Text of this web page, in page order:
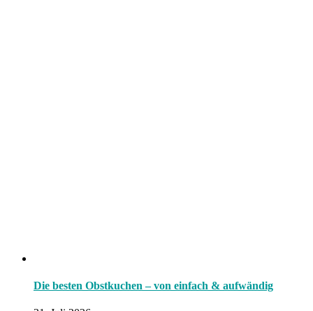
Die besten Obstkuchen – von einfach & aufwändig